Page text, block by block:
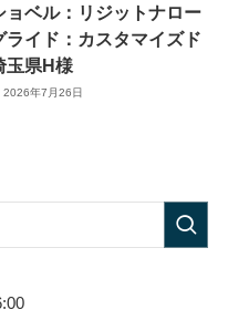
ョベル：リジットナロー
ライド：カスタマイズド
玉県H様
2026年7月26日